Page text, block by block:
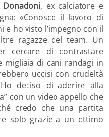
Donadoni, ex calciatore e
«Conosco il lavoro di
e ho visto l’impegno con il
ragazze del team. Un
cercare di contrastare
migliaia di cani randagi in
uccisi con crudeltà
deciso di aderire alla
con un video appello che
credo che una partita
solo grazie a un ottimo